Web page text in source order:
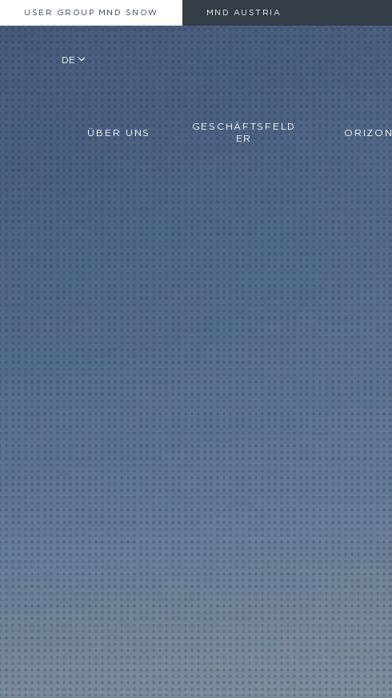
USER GROUP MND SNOW MND AUSTRIA
DE
ÜBER UNS
GESCHÄFTSFELD
ER
ORIZON